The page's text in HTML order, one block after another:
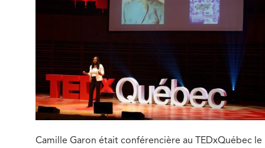
Camille Garon était conférencière au TEDxQuébec le